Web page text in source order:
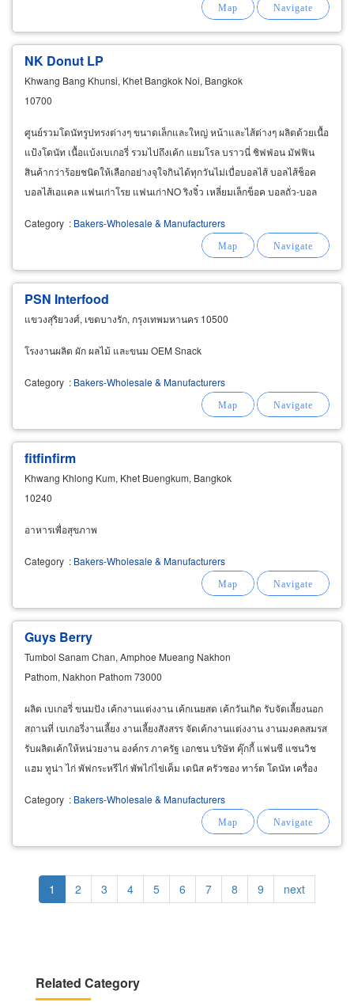
NK Donut LP
Khwang Bang Khunsi, Khet Bangkok Noi, Bangkok
10700
ศูนย์รวมโดนัทรูปทรงต่างๆ ขนาดเล็กและใหญ่ หน้าและไส้ต่างๆ ผลิตด้วยเนื้อ
แป้งโดนัท เนื้อแบ้งเบเกอรี่ รวมไปถึงเค้ก แยมโรล บราวนี่ ชิฟฟ่อน มัฟฟิน
สินค้ากว่าร้อยชนิดให้เลือกอย่างจุใจกินได้ทุกวันไม่เบื่อบอลไส้ บอลไส้ช็อค
บอลไส้เอแคล แฟนเก่าโรย แฟนเก่าNO ริงจิ๋ว เหลี่ยมเล็กข็อค บอลถั่ว-บอล
Category : Bakers-Wholesale & Manufacturers
PSN Interfood
แขวงสุริยวงศ์, เขตบางรัก, กรุงเทพมหานคร 10500
โรงงานผลิต ผัก ผลไม้ และขนม OEM Snack
Category : Bakers-Wholesale & Manufacturers
fitfinfirm
Khwang Khlong Kum, Khet Buengkum, Bangkok
10240
อาหารเพื่อสุขภาพ
Category : Bakers-Wholesale & Manufacturers
Guys Berry
Tumbol Sanam Chan, Amphoe Mueang Nakhon
Pathom, Nakhon Pathom 73000
ผลิต เบเกอรี่ ขนมปัง เค้กงานแต่งงาน เค้กเนยสด เค้กวันเกิด รับจัดเลี้ยงนอก
สถานที่ เบเกอรี่งานเลี้ยง งานเลี้ยงสังสรร จัดเค้กงานแต่งงาน งานมงคลสมรส
รับผลิตเค้กให้หน่วยงาน องค์กร ภาครัฐ เอกชน บริษัท คุ๊กกี้ แฟนซี แซนวิช
แฮม ทูน่า ไก่ พัฟกระหรีไก่ พัพไก่ไข่เค็ม เดนิส ครัวซอง ทาร์ต โดนัท เครื่อง
Category : Bakers-Wholesale & Manufacturers
Pagination
Current
page
1 Page
2 Page
3 Page
4 Page
5 Page
6 Page
7 Page
8 Page
9
Next
page
next
Related Category